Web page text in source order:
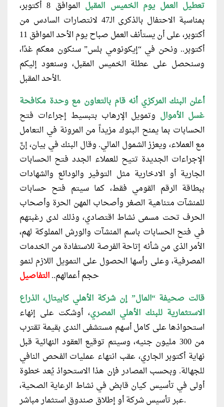
تعطيل العمل يوم الخميس المقبل
الموافق 8 أكتوبر،
بمناسبة الاحتفال بالذكرى الـ47 لانتصارات السادس من
أكتوبر، على أن يستأنف العمل صباح يوم الأحد الموافق 11
أكتوبر.. ونحن في “إيكونومي بلس” سنكون معكم غدًا،
وسنحصل على عطلة الخميس المقبل، وسنعود إليكم
الأحد المقبل.
أعلن البنك المركزي أنه قام بالتعاون مع وحدة مكافحة
غسل الأموال وتمويل الإرهاب بتبسيط إجراءات فتح
الحسابات بما يمنح البنوك مزيداً من المرونة في التعامل
مع العملاء، ويعزز الشمول المالي. وقال البنك في بيان، إنَّ
الإجراءات الجديدة تتيح للعملاء الجدد فتح الحسابات
الجارية أو الادخارية مثل التوفير والودائع والشهادات
ببطاقة الرقم القومي فقط، كما سيتم فتح حسابات
للمنشآت متناهية الصغر وأصحاب المهن الحرة وأصحاب
الحرف تحت مسمى نشاط اقتصادي، وذلك لدى رغبتهم
في فتح الحسابات باسم المنشآت والورش المملوكة لهم،
الأمر الذى من شأنه إتاحة الفرصة للاستفادة من الخدمات
المصرفية، وعلى رأسها الحصول على التمويل اللازم لنمو
حجم أعمالهم..التفاصيل
قالت صحيفة “المال” إن شركة الأهلي كابيتال، الذراع
الاستثمارية للبنك الأهلي المصري، أوشكت على إنهاء
استحواذها على كامل أسهم مستشفى الندى بقيمة تقترب
من 300 مليون جنيه، وسيتم توقيع العقود النهائية قبل
نهاية أكتوبر الجاري، عقب انتهاء عمليات الفحص النافي
للجهالة. وبحسب المصادر فإن هذا الاستحواذ يُعد خطوة
أولى في تأسيس كيان قابض في نشاط الرعاية الصحية،
عبر تأسيس شركة أو إطلاق صندوق استثمار مباشر.